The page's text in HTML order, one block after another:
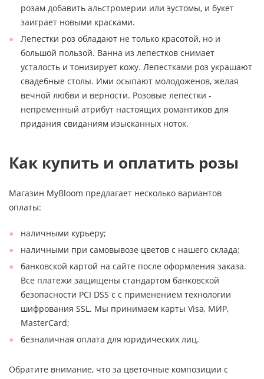
розам добавить альстромерии или эустомы, и букет
заиграет новыми красками.
Лепестки роз обладают не только красотой, но и
большой пользой. Ванна из лепестков снимает
усталость и тонизирует кожу. Лепестками роз украшают
свадебные столы. Ими осыпают молодоженов, желая
вечной любви и верности. Розовые лепестки -
непременный атрибут настоящих романтиков для
придания свиданиям изысканных ноток.
Как купить и оплатить розы
Магазин MyBloom предлагает несколько вариантов
оплаты:
наличными курьеру;
наличными при самовывозе цветов с нашего склада;
банковской картой на сайте после оформления заказа.
Все платежи защищены стандартом банковской
безопасности PCI DSS с с применением технологии
шифрования SSL. Мы принимаем карты Visa, МИР,
MasterCard;
безналичная оплата для юридических лиц.
Обратите внимание, что за цветочные композиции с